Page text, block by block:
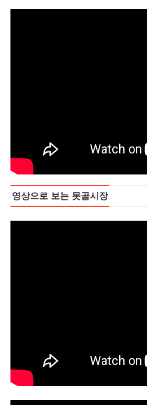
영상으로 보는 못골시장